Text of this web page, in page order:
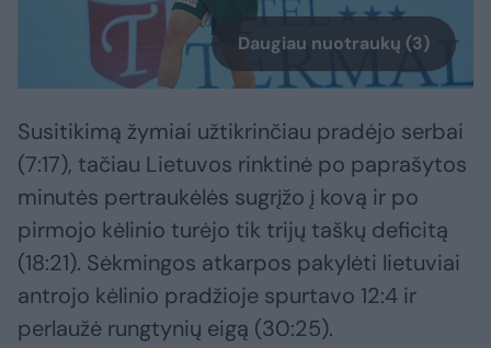
Daugiau nuotraukų (3)
Susitikimą žymiai užtikrinčiau pradėjo serbai
(7:17), tačiau Lietuvos rinktinė po paprašytos
minutės pertraukėlės sugrįžo į kovą ir po
pirmojo kėlinio turėjo tik trijų taškų deficitą
(18:21). Sėkmingos atkarpos pakylėti lietuviai
antrojo kėlinio pradžioje spurtavo 12:4 ir
perlaužė rungtynių eigą (30:25).